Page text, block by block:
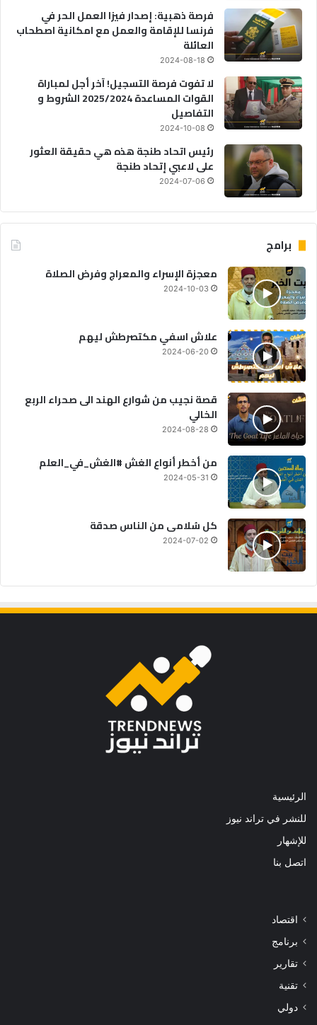
فرصة ذهبية: إصدار فيزا العمل الحر في
فرنسا للإقامة والعمل مع امكانية اصطحاب
العائلة
2024-08-18
لا تفوت فرصة التسجيل! آخر أجل لمباراة
القوات المساعدة 2025/2024 الشروط و
التفاصيل
2024-10-08
رئيس اتحاد طنجة هذه هي حقيقة العثور
على لاعبي إتحاد طنجة
2024-07-06
برامج
معجزة الإسراء والمعراج وفرض الصلاة
2024-10-03
علاش اسفي مكتصرطش ليهم
2024-06-20
قصة نجيب من شوارع الهند الى صحراء الربع
الخالي
2024-08-28
من أخطر أنواع الغش #الغش_في_العلم
2024-05-31
كل سُلامى من الناس صدقة
2024-07-02
الرئيسية
للنشر في تراند نيوز
للإشهار
اتصل بنا
اقتصاد
برنامج
تقارير
تقنية
دولي